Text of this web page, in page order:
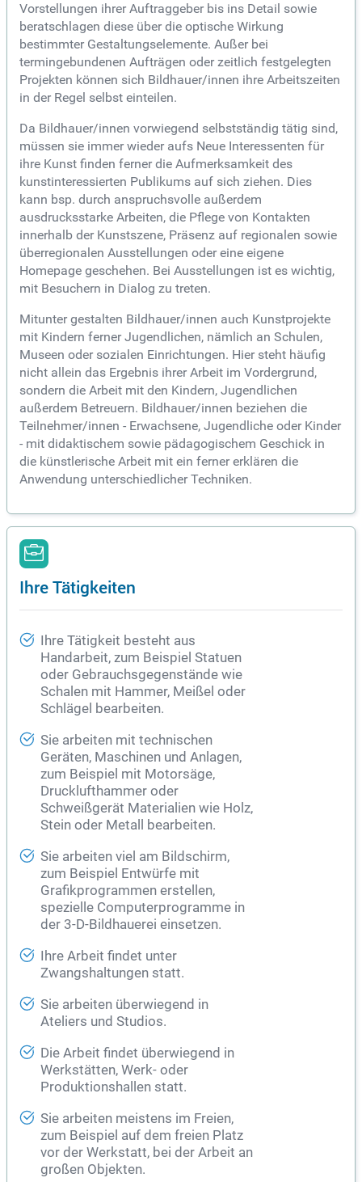
Vorstellungen ihrer Auftraggeber bis ins Detail sowie
beratschlagen diese über die optische Wirkung
bestimmter Gestaltungselemente. Außer bei
termingebundenen Aufträgen oder zeitlich festgelegten
Projekten können sich Bildhauer/innen ihre Arbeitszeiten
in der Regel selbst einteilen.
Da Bildhauer/innen vorwiegend selbstständig tätig sind,
müssen sie immer wieder aufs Neue Interessenten für
ihre Kunst finden ferner die Aufmerksamkeit des
kunstinteressierten Publikums auf sich ziehen. Dies
kann bsp. durch anspruchsvolle außerdem
ausdrucksstarke Arbeiten, die Pflege von Kontakten
innerhalb der Kunstszene, Präsenz auf regionalen sowie
überregionalen Ausstellungen oder eine eigene
Homepage geschehen. Bei Ausstellungen ist es wichtig,
mit Besuchern in Dialog zu treten.
Mitunter gestalten Bildhauer/innen auch Kunstprojekte
mit Kindern ferner Jugendlichen, nämlich an Schulen,
Museen oder sozialen Einrichtungen. Hier steht häufig
nicht allein das Ergebnis ihrer Arbeit im Vordergrund,
sondern die Arbeit mit den Kindern, Jugendlichen
außerdem Betreuern. Bildhauer/innen beziehen die
Teilnehmer/innen - Erwachsene, Jugendliche oder Kinder
- mit didaktischem sowie pädagogischem Geschick in
die künstlerische Arbeit mit ein ferner erklären die
Anwendung unterschiedlicher Techniken.
Ihre Tätigkeiten
Ihre Tätigkeit besteht aus
Handarbeit, zum Beispiel Statuen
oder Gebrauchsgegenstände wie
Schalen mit Hammer, Meißel oder
Schlägel bearbeiten.
Sie arbeiten mit technischen
Geräten, Maschinen und Anlagen,
zum Beispiel mit Motorsäge,
Drucklufthammer oder
Schweißgerät Materialien wie Holz,
Stein oder Metall bearbeiten.
Sie arbeiten viel am Bildschirm,
zum Beispiel Entwürfe mit
Grafikprogrammen erstellen,
spezielle Computerprogramme in
der 3-D-Bildhauerei einsetzen.
Ihre Arbeit findet unter
Zwangshaltungen statt.
Sie arbeiten überwiegend in
Ateliers und Studios.
Die Arbeit findet überwiegend in
Werkstätten, Werk- oder
Produktionshallen statt.
Sie arbeiten meistens im Freien,
zum Beispiel auf dem freien Platz
vor der Werkstatt, bei der Arbeit an
großen Objekten.